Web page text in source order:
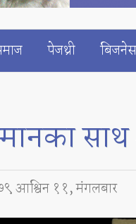
पेजथ्री बिजनेस
आश्विन ११, मंगलबार